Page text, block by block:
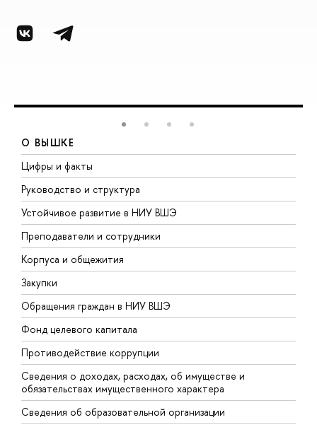
О ВЫШКЕ
Цифры и факты
Руководство и структура
Устойчивое развитие в НИУ ВШЭ
Преподаватели и сотрудники
Корпуса и общежития
Закупки
Обращения граждан в НИУ ВШЭ
Фонд целевого капитала
Противодействие коррупции
Сведения о доходах, расходах, об имуществе и
обязательствах имущественного характера
Сведения об образовательной организации